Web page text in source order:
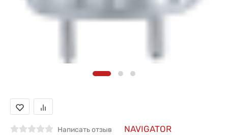
Написать отзыв NAVIGATOR